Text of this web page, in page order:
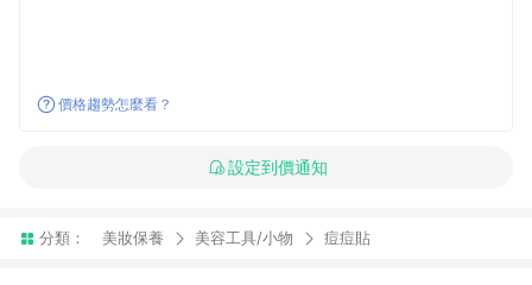
價格趨勢怎麼看？
設定到價通知
分類： 美妝保養 美容工具/小物 痘痘貼